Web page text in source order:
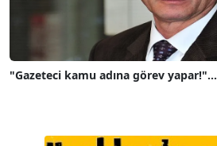
"Gazeteci kamu adına görev yapar!"...